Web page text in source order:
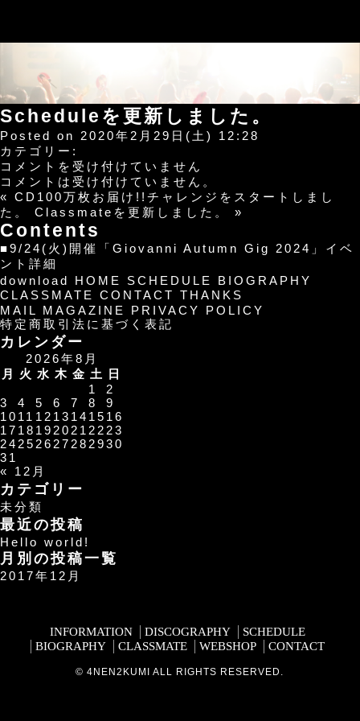
Scheduleを更新しました。
Posted on 2020年2月29日(土) 12:28
カテゴリー:
Schedule
を
更
新
し
ま
し
た。
は
コメントを受け付けていません
コメントは受け付けていません。
« CD100万枚お届け!!チャレンジをスタートしまし
た。
Classmateを更新しました。 »
Contents
■9/24(火)開催「Giovanni Autumn Gig 2024」イベ
ント詳細
download
HOME SCHEDULE
BIOGRAPHY
CLASSMATE
CONTACT THANKS
MAIL MAGAZINE
PRIVACY POLICY
特定商取引法に基づく表記
カレンダー
2026年8月
月
火 水 木 金 土
日
1
2
3
4 5 6 7 8
9
10 11 12 13 14 15 16
17 18 19 20 21 22 23
24 25 26 27 28 2930
31
« 12月
カテゴリー
未分類
最近の投稿
Hello world!
月別の投稿一覧
2017年12月
INFORMATION DISCOGRAPHY
SCHEDULE
BIOGRAPHY
CLASSMATE WEBSHOP CONTACT
© 4NEN2KUMI ALL RIGHTS RESERVED.